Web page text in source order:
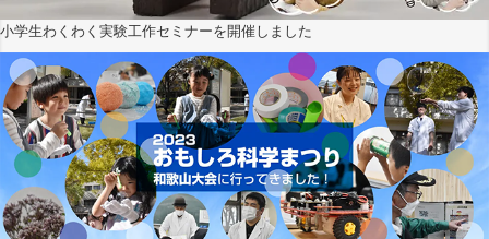
小学生わくわく実験工作セミナーを開催しました